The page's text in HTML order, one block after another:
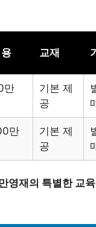
교재
만
기본 제
공
만
기본 제
공
영재의 특별한 교